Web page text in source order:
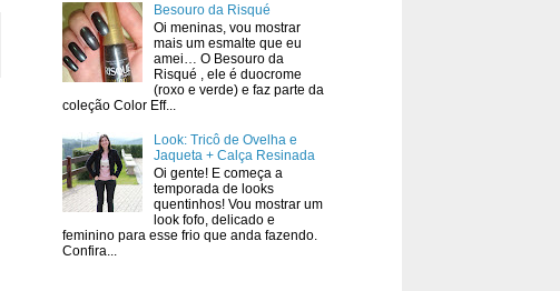
Besouro da Risqué
Oi meninas, vou mostrar
mais um esmalte que eu
amei… O Besouro da
Risqué , ele é duocrome
(roxo e verde) e faz parte da
coleção Color Eff...
Look: Tricô de Ovelha e
Jaqueta + Calça Resinada
Oi gente! E começa a
temporada de looks
quentinhos! Vou mostrar um
look fofo, delicado e
feminino para esse frio que anda fazendo.
Confira...